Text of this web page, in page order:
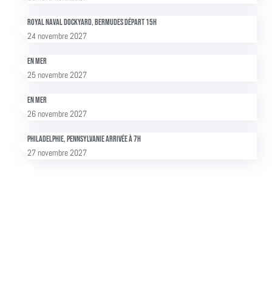
Royal Naval Dockyard, Bermudes départ 15h
24 novembre 2027
En mer
25 novembre 2027
En mer
26 novembre 2027
Philadelphie, Pennsylvanie Arrivée à 7h
27 novembre 2027